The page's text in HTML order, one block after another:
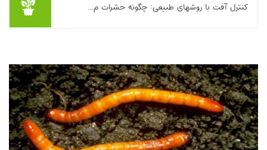
یکی از بهترین روشهای طبیعی مقابله با آفت زدگی، استفاده از حشرات
بیشتر بخوانیم ...
کنترل آفت با روشهای طبیعی: چگونه حشرات م...